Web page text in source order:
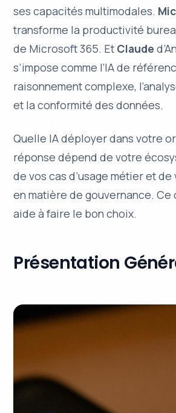
ses capacités multimodales.
transforme la productivité
de Microsoft 365. Et Claude
s’impose comme l’IA de
raisonnement complexe,
et la conformité des données.
Quelle IA déployer dans votre
réponse dépend de votre
de vos cas d’usage métier et
en matière de gouvernance. Ce
aide à faire le bon choix.
Présentation